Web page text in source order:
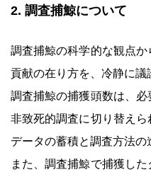
2. 調査捕鯨について
調査捕鯨の科学的な観点
貢献の在り方を、冷静に議
調査捕鯨の捕獲頭数は、必
非致死的調査に切り替えら
データの蓄積と調査方法の
また、調査捕鯨で捕獲し